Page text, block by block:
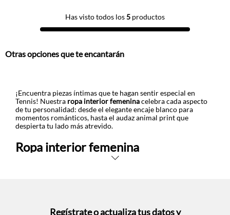
Has visto todos los5 productos
Otras opciones que te encantarán
¡Encuentra piezas íntimas que te hagan sentir especial en
Tennis! Nuestra ropa interior femeninacelebra cada aspecto
de tu personalidad: desde el elegante encaje blanco para
momentos románticos, hasta el audaz animal print que
despierta tu lado más atrevido.
Ropa interior femenina
Regístrate o actualiza tus datos y